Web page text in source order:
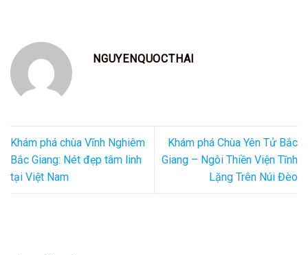
NGUYENQUOCTHAI
Khám phá chùa Vĩnh Nghiêm
Bắc Giang: Nét đẹp tâm linh
tại Việt Nam
Khám phá Chùa Yên Tử Bắc
Giang – Ngôi Thiền Viện Tĩnh
Lặng Trên Núi Đèo